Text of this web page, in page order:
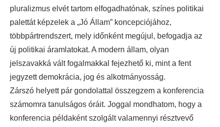
pluralizmus elvét tartom elfogadhatónak, színes politikai
palettát képzelek a „Jó Állam” koncepciójához,
többpártrendszert, mely időnként megújul, befogadja az
új politikai áramlatokat. A modern állam, olyan
jelszavakká vált fogalmakkal fejezhető ki, mint a fent
jegyzett demokrácia, jog és alkotmányosság.
Zárszó helyett pár gondolattal összegzem a konferencia
számomra tanulságos óráit. Joggal mondhatom, hogy a
konferencia példaként szolgált valamennyi résztvevő